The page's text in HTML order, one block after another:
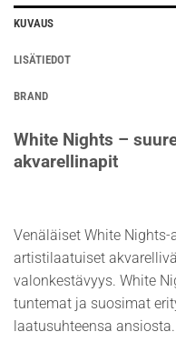
KUVAUS
LISÄTIEDOT
BRAND
White Nights –
akvarellinapit
Venäläiset White
artistilaatuiset
valonkestävyys. White
tuntemat ja suosimat
laatusuhteensa ansiosta.